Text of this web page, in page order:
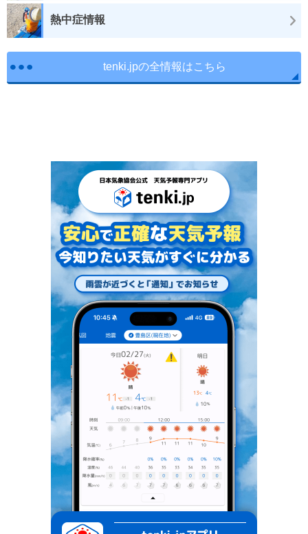
熱中症情報
tenki.jpの全情報はこちら